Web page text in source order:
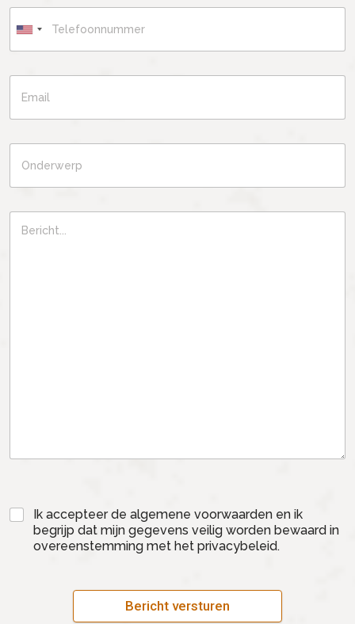
Ik accepteer de algemene voorwaarden en ik
begrijp dat mijn gegevens veilig worden bewaard in
overeenstemming met het privacybeleid.
Bericht versturen